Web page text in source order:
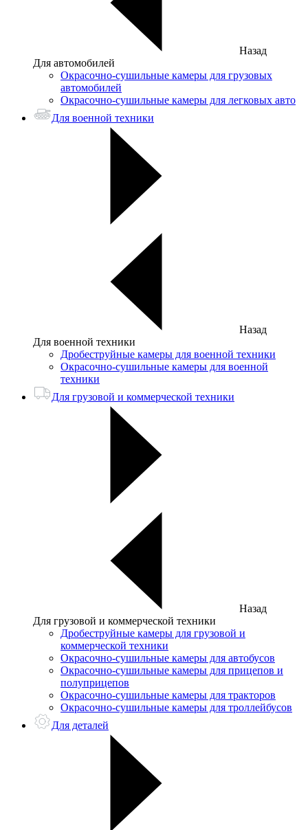
Назад
Для автомобилей
Окрасочно-сушильные камеры для грузовых
автомобилей
Окрасочно-сушильные камеры для легковых авто
Для военной техники
Назад
Для военной техники
Дробеструйные камеры для военной техники
Окрасочно-сушильные камеры для военной
техники
Для грузовой и коммерческой техники
Назад
Для грузовой и коммерческой техники
Дробеструйные камеры для грузовой и
коммерческой техники
Окрасочно-сушильные камеры для автобусов
Окрасочно-сушильные камеры для прицепов и
полуприцепов
Окрасочно-сушильные камеры для тракторов
Окрасочно-сушильные камеры для троллейбусов
Для деталей